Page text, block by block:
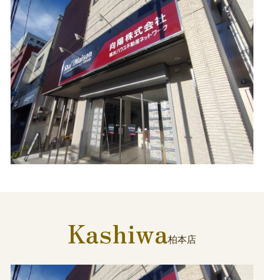
Kashiwa柏本店